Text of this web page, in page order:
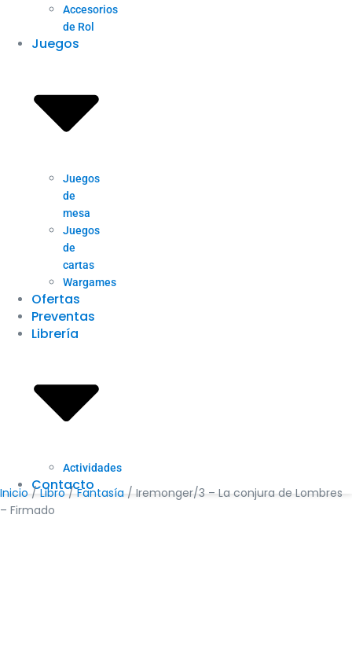
Accesorios
de Rol
Juegos
Juegos
de
mesa
Juegos
de
cartas
Wargames
Ofertas
Preventas
Librería
Actividades
Contacto
Inicio /Libro/Fantasía / Iremonger/3 – La conjura de Lombres
– Firmado